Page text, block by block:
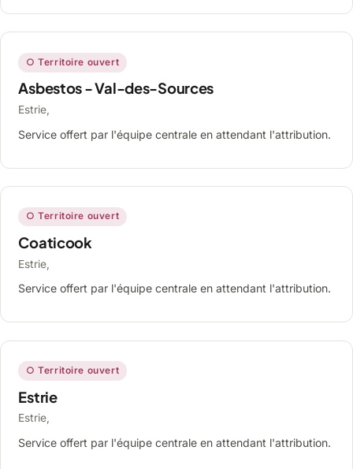
○ Territoire ouvert
Asbestos - Val-des-Sources
Estrie,
Service offert par l'équipe centrale en attendant l'attribution.
○ Territoire ouvert
Coaticook
Estrie,
Service offert par l'équipe centrale en attendant l'attribution.
○ Territoire ouvert
Estrie
Estrie,
Service offert par l'équipe centrale en attendant l'attribution.